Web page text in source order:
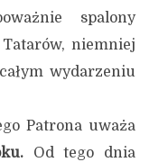
spalony
niemniej
wydarzeniu
Patrona uważa
Od tego dnia